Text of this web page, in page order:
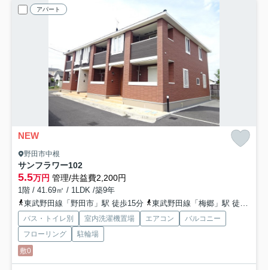
アパート
NEW
野田市中根
サンフラワー102
5.5万円 管理/共益費2,200円
1階 / 41.69㎡ / 1LDK /築9年
東武野田線「野田市」駅 徒歩15分
東武野田線「梅郷」駅 徒歩22分
バス・トイレ別 室内洗濯機置場 エアコン
バルコニー
フローリング
駐輪場
敷0